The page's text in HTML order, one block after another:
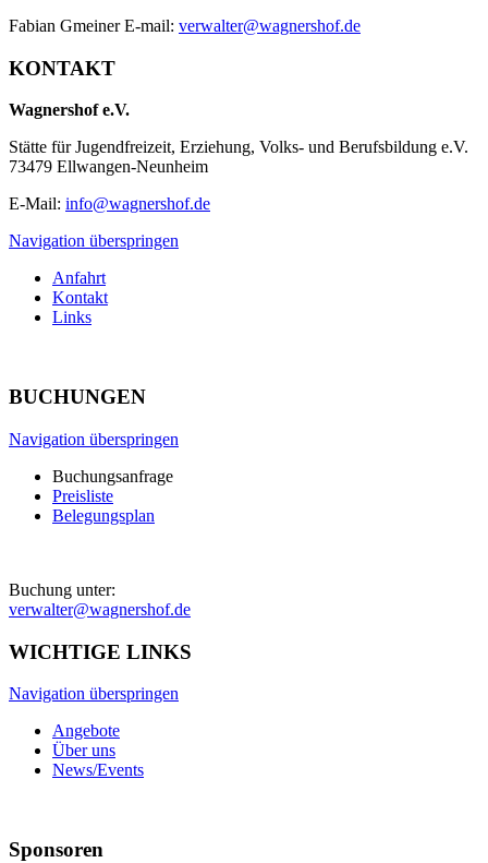
Fabian Gmeiner E-mail: verwalter@wagnershof.de
KONTAKT
Wagnershof e.V.
Stätte für Jugendfreizeit, Erziehung, Volks- und Berufsbildung e.V.
73479 Ellwangen-Neunheim
E-Mail: info@wagnershof.de
Navigation überspringen
Anfahrt
Kontakt
Links
BUCHUNGEN
Navigation überspringen
Buchungsanfrage
Preisliste
Belegungsplan
Buchung unter:
verwalter@wagnershof.de
WICHTIGE LINKS
Navigation überspringen
Angebote
Über uns
News/Events
Sponsoren